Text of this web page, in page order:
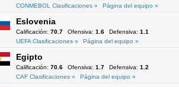
CONMEBOL Clasificaciones »
Página del equipo »
Eslovenia
Calificación: 70.7 Ofensiva: 1.6 Defensiva: 1.1
UEFA Clasificaciones »
Página del equipo »
Egipto
Calificación: 70.6 Ofensiva: 1.7 Defensiva: 1.2
CAF Clasificaciones »
Página del equipo »